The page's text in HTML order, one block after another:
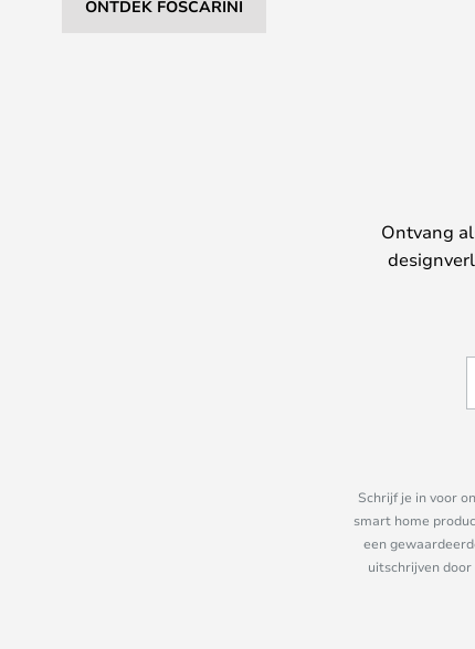
ONTDEK FOSCARINI
Ontvang
Schrijf je in voor
smart home
een
uitschrijven